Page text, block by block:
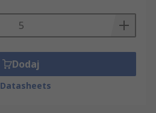
Dodaj
Datasheets